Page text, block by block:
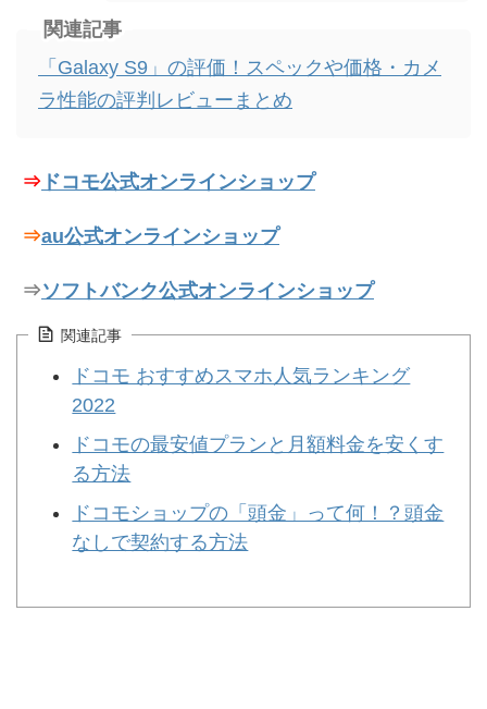
関連記事
「Galaxy S9」の評価！スペックや価格・カメ
ラ性能の評判レビューまとめ
⇒ ドコモ公式オンラインショップ
⇒au公式オンラインショップ
⇒ソフトバンク公式オンラインショップ
関連記事
ドコモ おすすめスマホ人気ランキング
2022
ドコモの最安値プランと月額料金を安くす
る方法
ドコモショップの「頭金」って何！？頭金
なしで契約する方法